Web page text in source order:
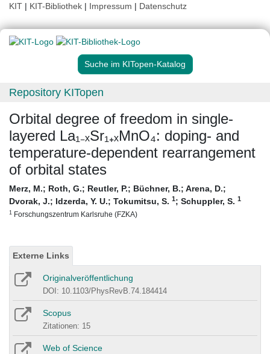
KIT | KIT-Bibliothek | Impressum | Datenschutz
Suche im KITopen-Katalog
Repository KITopen
Orbital degree of freedom in single-
layered La₁₋ₓSr₁₊ₓMnO₄: doping- and
temperature-dependent rearrangement
of orbital states
Merz, M.; Roth, G.; Reutler, P.; Büchner, B.; Arena, D.;
Dvorak, J.; Idzerda, Y. U.; Tokumitsu, S. 1; Schuppler, S. 1
1 Forschungszentrum Karlsruhe (FZKA)
Externe Links
Originalveröffentlichung
DOI: 10.1103/PhysRevB.74.184414
Scopus
Zitationen: 15
Web of Science